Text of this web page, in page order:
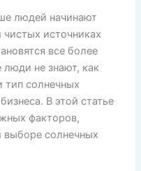
людей начинают
источниках
все более
не знают, как
тип солнечных
В этой статье
факторов,
выборе солнечных